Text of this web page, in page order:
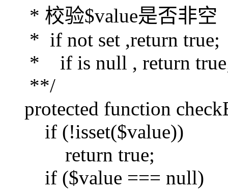
* 校验$value是否非空
* if not set ,return true;
* if is null , return
**/
protected function
if (!isset($value))
return true;
if ($value === null)